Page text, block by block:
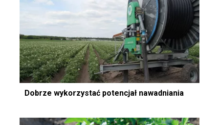
Dobrze wykorzystać potencjał nawadniania